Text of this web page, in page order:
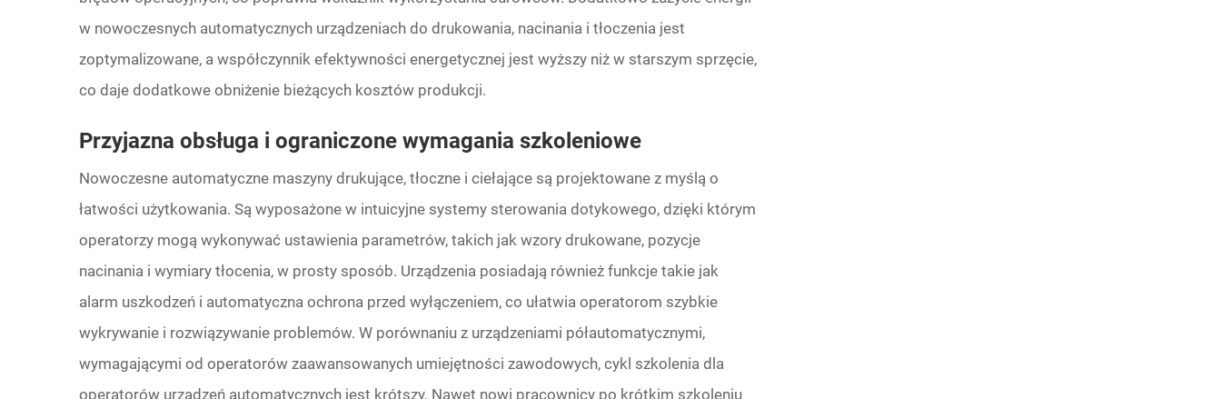
w nowoczesnych automatycznych urządzeniach do drukowania, nacinania i tłoczenia jest
zoptymalizowane, a współczynnik efektywności energetycznej jest wyższy niż w starszym sprzęcie,
co daje dodatkowe obniżenie bieżących kosztów produkcji.
Przyjazna obsługa i ograniczone wymagania szkoleniowe
Nowoczesne automatyczne maszyny drukujące, tłoczne i ciełające są projektowane z myślą o
łatwości użytkowania. Są wyposażone w intuicyjne systemy sterowania dotykowego, dzięki którym
operatorzy mogą wykonywać ustawienia parametrów, takich jak wzory drukowane, pozycje
nacinania i wymiary tłocenia, w prosty sposób. Urządzenia posiadają również funkcje takie jak
alarm uszkodzeń i automatyczna ochrona przed wyłączeniem, co ułatwia operatorom szybkie
wykrywanie i rozwiązywanie problemów. W porównaniu z urządzeniami półautomatycznymi,
wymagającymi od operatorów zaawansowanych umiejętności zawodowych, cykl szkolenia dla
operatorów urządzeń automatycznych jest krótszy. Nawet nowi pracownicy po krótkim szkoleniu